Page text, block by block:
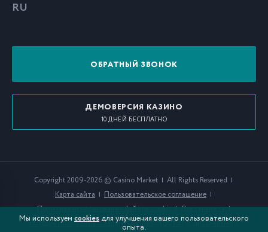
RU
ОБРАТНЫЙ ЗВОНОК
ДЕМОВЕРСИЯ КАЗИНО
10 ДНЕЙ БЕСПЛАТНО
Copyright 2009-2026 © Casino Market
All Rights Reserved
Карта сайта
Пользовательское соглашение
Политика использования файлов cookie
Доступность
«Общие положения о защите данных» (GDPR)
Дисклеймер
Мы используем cookiesдля улучшения вашего пользовательского
опыта.